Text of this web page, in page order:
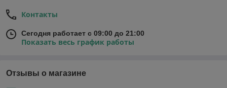
Контакты
Сегодня работает с 09:00 до 21:00
Показать весь график работы
Отзывы о магазине